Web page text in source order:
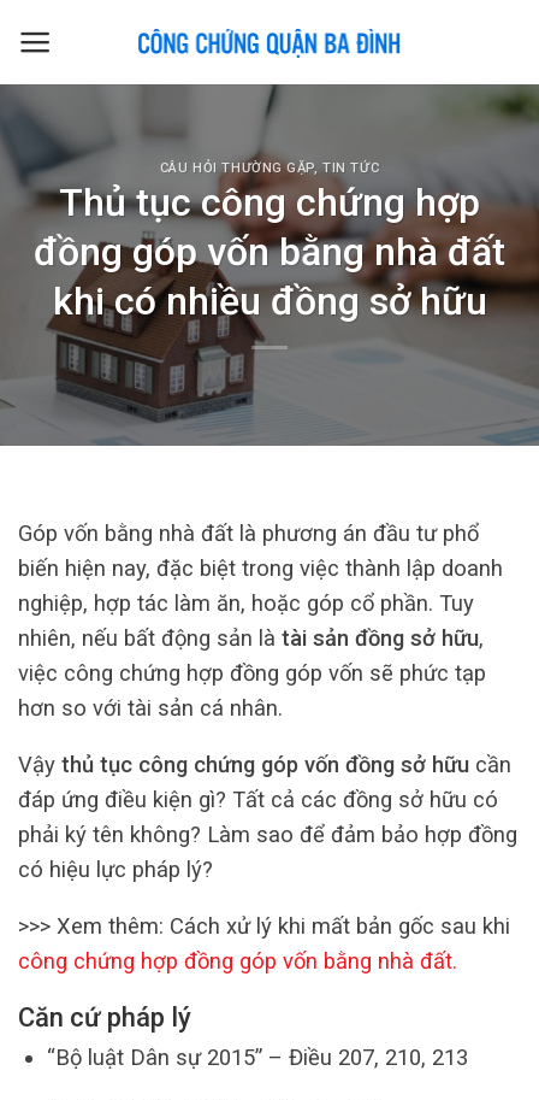
CÂU HỎI THƯỜNG GẶP,TIN TỨC
Thủ tục công chứng hợp
đồng góp vốn bằng nhà đất
khi có nhiều đồng sở hữu
Góp vốn bằng nhà đất là phương án đầu tư phổ
biến hiện nay, đặc biệt trong việc thành lập doanh
nghiệp, hợp tác làm ăn, hoặc góp cổ phần. Tuy
nhiên, nếu bất động sản là tài sản đồng sở hữu,
việc công chứng hợp đồng góp vốn sẽ phức tạp
hơn so với tài sản cá nhân.
Vậy thủ tục công chứng góp vốn đồng sở hữu cần
đáp ứng điều kiện gì? Tất cả các đồng sở hữu có
phải ký tên không? Làm sao để đảm bảo hợp đồng
có hiệu lực pháp lý?
>>> Xem thêm: Cách xử lý khi mất bản gốc sau khi
công chứng hợp đồng góp vốn bằng nhà đất.
Căn cứ pháp lý
“Bộ luật Dân sự 2015” – Điều 207, 210, 213